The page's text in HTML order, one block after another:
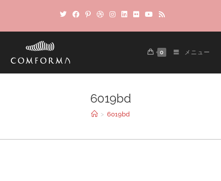
0 メニュー
6019bd
> 6019bd